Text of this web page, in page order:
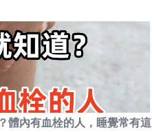
體內有血栓的人，睡覺常有這